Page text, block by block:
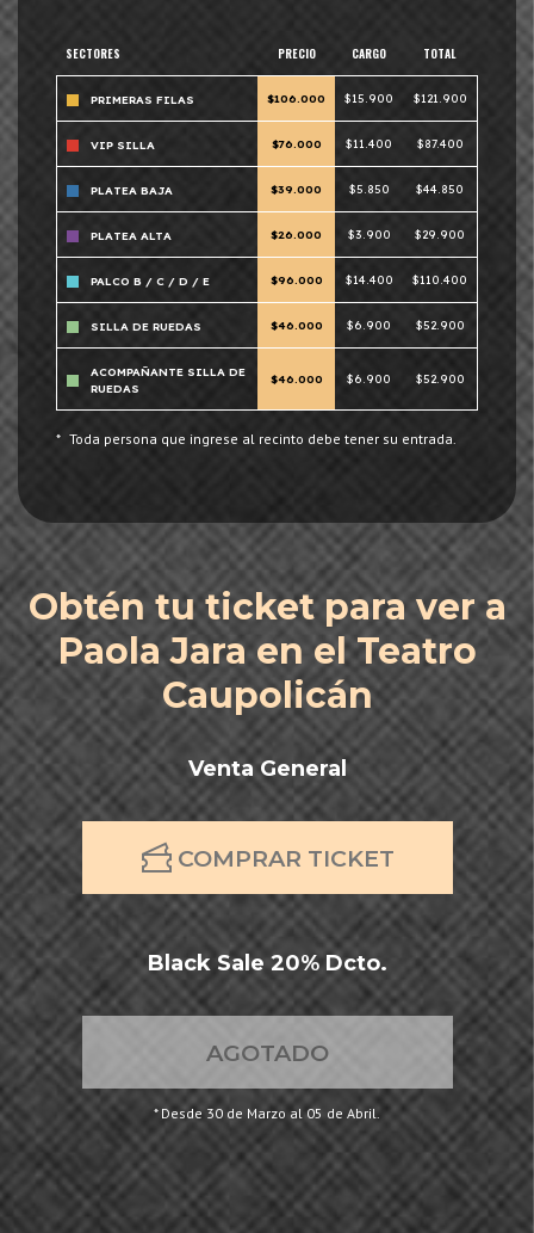
SECTORES PRECIO CARGO TOTAL
PRIMERAS FILAS $106.000 $15.900 $121.900
VIP SILLA $76.000 $11.400 $87.400
PLATEA BAJA $39.000 $5.850 $44.850
PLATEA ALTA $26.000 $3.900 $29.900
PALCO B / C / D / E $96.000 $14.400 $110.400
SILLA DE RUEDAS $46.000 $6.900 $52.900
ACOMPAÑANTE SILLA DE
RUEDAS
$46.000 $6.900 $52.900
* Toda persona que ingrese al recinto debe tener su entrada.
Obtén tu ticket para ver a
Paola Jara en el Teatro
Caupolicán
Venta General
COMPRAR TICKET
Black Sale 20% Dcto.
AGOTADO
* Desde 30 de Marzo al 05 de Abril.